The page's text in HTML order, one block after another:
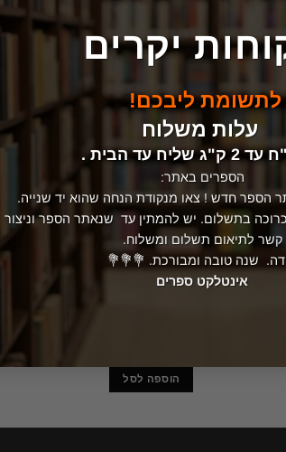
יקרים
לתשומת ליבכם!
עלות משלוח
הספרים באתר:
הספר חדש ! צאו מנקודת הנחה שהוא יד שנייה.
בתשלום. יש להמתין עד שנאתר הספר וניצור
קשר לתיאום תשלום ומשלוח.
שנה טובה ומבורכת. 💐💐💐
אינטלקט ספרים
דתות
המיתולוגיה היוונית – מיתוסים / אהרן
הוספה לסל